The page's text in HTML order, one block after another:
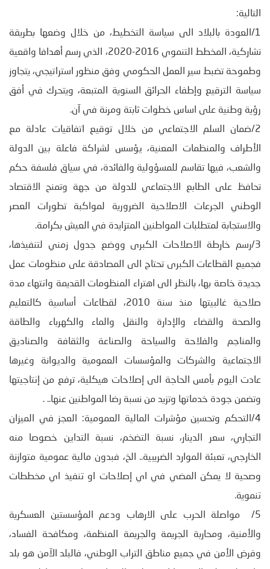
التالية:
1/العودة بالبلاد الى سياسة التخطيط، من خلال وضعها بطريقة
تشاركية، المخطط التنموي 2016-2020، الذي رسم أهدافا واقعية
وطموحة تضبط سير العمل الحكومي وفق منظور استراتيجي، يتجاوز
سياسة الترقيع وإطفاء الحرائق السنوية المتبعة، ويتحرك في أفق
رؤية وطنية على اساس خطوات ثابتة ومرنة في آن.
2/ضمان السلم الاجتماعي من خلال توقيع اتفاقيات عادلة مع
الأطراف والمنظمات المعنية، يؤسس لشراكة فاعلة بين الدولة
والشعب، فيها تقاسم للمسؤولية والفائدة، في سياق فلسفة حكم
تحافظ على الطابع الاجتماعي للدولة من جهة وتمنح الاقتصاد
الوطني الجرعات الاصلاحية الضرورية لمواكبة تطورات العصر
والاستجابة لمتطلبات المواطنين المتزايدة في العيش بكرامة.
3/رسم خارطة الاصلاحات الكبرى ووضع جدول زمني لتنفيذها،
فجميع القطاعات الكبرى تحتاج الى المصادقة على منظومات عمل
جديدة خاصة بها، بالنظر الى اهتراء المنظومات القديمة وانتهاء مدة
صلاحية غالبيتها منذ سنة 2010، لقطاعات أساسية كالتعليم
والصحة والقضاء والإدارة والنقل والماء والكهرباء والطاقة
والمناجم والفلاحة والسياحة والصناعة والثقافة والصناديق
الاجتماعية والشركات والمؤسسات العمومية والديوانة وغيرها
عادت اليوم بأمس الحاجة الى إصلاحات هيكلية، ترفع من إنتاجيتها
وتضمن جودة خدماتها وتزيد من نسبة رضا المواطنين عنها.. .
4/التحكم وتحسين مؤشرات المالية العمومية: العجز في الميزان
التجاري، سعر الدينار، نسبة التضخم، نسبة التداين خصوصا منه
الخارجي، تعبئة الموارد الضريبية.. الخ، فبدون مالية عمومية متوازنة
وصحية لا يمكن المضي في اي إصلاحات او تنفيذ اي مخططات
تنموية.
5/ مواصلة الحرب على الارهاب ودعم المؤسستين العسكرية
والأمنية، ومحاربة الجريمة والجريمة المنظمة، ومكافحة الفساد،
وفرض الأمن في جميع مناطق التراب الوطني، فالبلد الآمن هو بلد